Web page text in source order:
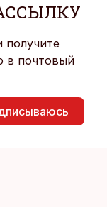
получите
в почтовый